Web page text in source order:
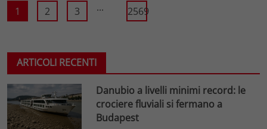
1 2 3 ... 2569
ARTICOLI RECENTI
Danubio a livelli minimi record: le
crociere fluviali si fermano a
Budapest